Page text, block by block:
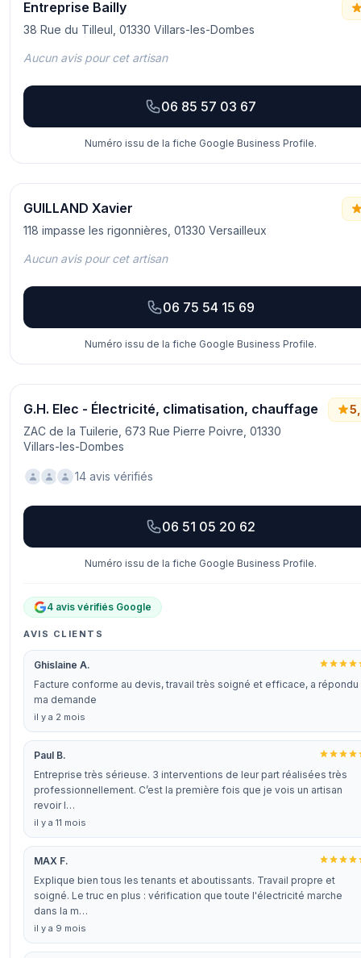
Entreprise Bailly
38 Rue du Tilleul, 01330 Villars-les-Dombes
Aucun avis pour cet artisan
06 85 57 03 67
Numéro issu de la fiche Google Business Profile.
GUILLAND Xavier
118 impasse les rigonnières, 01330 Versailleux
Aucun avis pour cet artisan
06 75 54 15 69
Numéro issu de la fiche Google Business Profile.
G.H. Elec - Électricité, climatisation, chauffage
ZAC de la Tuilerie, 673 Rue Pierre Poivre, 01330
Villars-les-Dombes
14 avis vérifiés
06 51 05 20 62
Numéro issu de la fiche Google Business Profile.
4 avis vérifiés Google
AVIS CLIENTS
Ghislaine A.
Facture conforme au devis, travail très soigné et efficace, a répondu
ma demande
il y a 2 mois
Paul B.
Entreprise très sérieuse. 3 interventions de leur part réalisées très
professionnellement. C’est la première fois que je vois un artisan
revoir l…
il y a 11 mois
MAX F.
Explique bien tous les tenants et aboutissants. Travail propre et
soigné. Le truc en plus : vérification que toute l'électricité marche
dans la m…
il y a 9 mois